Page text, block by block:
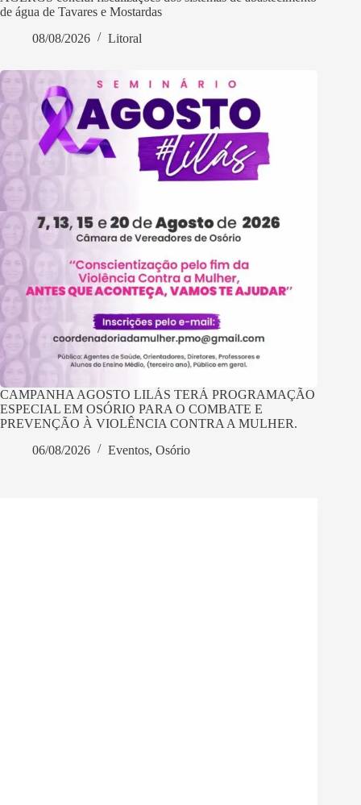
de água de Tavares e Mostardas
08/08/2026
Litoral
CAMPANHA AGOSTO LILÁS TERÁ PROGRAMAÇÃO
ESPECIAL EM OSÓRIO PARA O COMBATE E
PREVENÇÃO À VIOLÊNCIA CONTRA A MULHER.
06/08/2026
Eventos, Osório